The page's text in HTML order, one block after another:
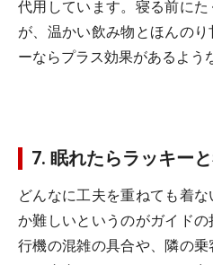
代用しています。寝る前に
が、温かい飲み物とほんの
ーならプラス効果があるよう
7. 眠れたらラッキー
どんなに工夫を重ねても着
か難しいというのがガイド
行機の混雑の具合や、隣の